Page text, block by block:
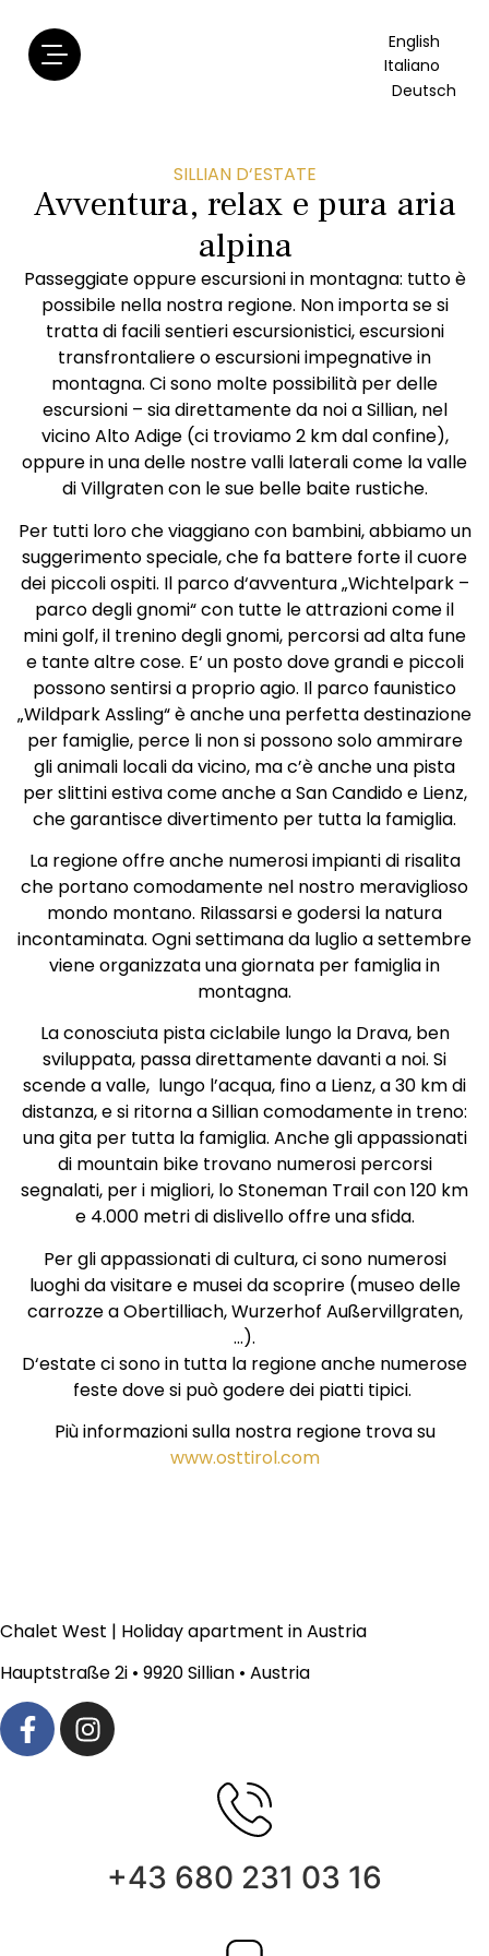
English
Italiano
Deutsch
SILLIAN D‘ESTATE
Avventura, relax e pura aria
alpina
Passeggiate oppure escursioni in montagna: tutto è
possibile nella nostra regione. Non importa se si
tratta di facili sentieri escursionistici, escursioni
transfrontaliere o escursioni impegnative in
montagna. Ci sono molte possibilità per delle
escursioni – sia direttamente da noi a Sillian, nel
vicino Alto Adige (ci troviamo 2 km dal confine),
oppure in una delle nostre valli laterali come la valle
di Villgratencon le sue belle baite rustiche.
Per tutti loro che viaggiano con bambini, abbiamo un
suggerimento speciale, che fa battere forte il cuore
dei piccoli ospiti. Il parco d‘avventura „Wichtelpark –
parco degli gnomi“ con tutte le attrazioni come il
mini golf, il trenino degli gnomi, percorsi ad alta fune
e tante altre cose. E‘ un posto dove grandi e piccoli
possono sentirsi a proprio agio. Il parco faunistico
„Wildpark Assling“ è anche una perfetta destinazione
per famiglie, perce li non si possono solo ammirare
gli animali locali da vicino, ma c’è anche una pista
per slittini estiva come anche a San Candido e Lienz,
che garantisce divertimento per tutta la famiglia.
La regione offre anche numerosi impianti di risalita
che portano comodamente nel nostro meraviglioso
mondo montano. Rilassarsi e godersi la natura
incontaminata. Ogni settimana da luglio a settembre
viene organizzata una giornata per famiglia in
montagna.
La conosciuta pista ciclabile lungo la Drava, ben
sviluppata, passa direttamente davanti a noi. Si
scende a valle, lungo l’acqua, fino a Lienz, a 30 km di
distanza, e si ritorna a Sillian comodamente in treno:
una gita per tutta la famiglia. Anche gli appassionati
di mountain bike trovano numerosi percorsi
segnalati, per i migliori, lo Stoneman Trail con 120 km
e 4.000 metri di dislivello offre una sfida.
Per gli appassionati di cultura, ci sono numerosi
luoghi da visitare e musei da scoprire (museo delle
carrozze a Obertilliach, Wurzerhof Außervillgraten,
…).
D‘estate ci sono in tutta la regione anche numerose
feste dove si può godere dei piatti tipici.
Più informazioni sulla nostra regione trova su
www.osttirol.com
Chalet West | Holiday apartment in Austria
Hauptstraße 2i • 9920 Sillian • Austria
+43 680 231 03 16